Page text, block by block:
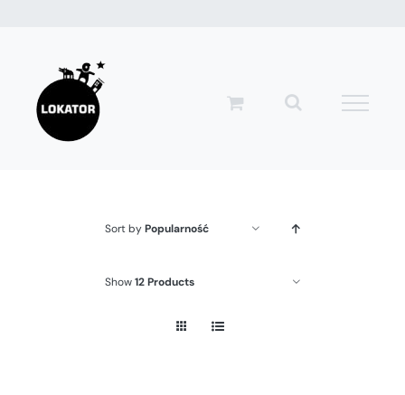
zawartości
Sort byPopularność
Show12 Products